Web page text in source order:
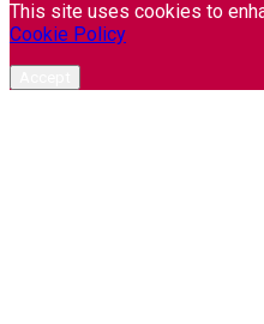
This site uses cookies to
Cookie Policy